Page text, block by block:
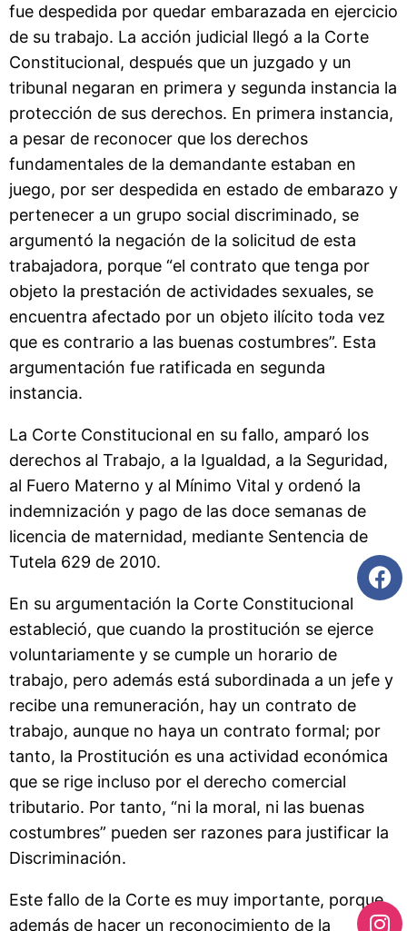
fue despedida por quedar embarazada en ejercicio
de su trabajo. La acción judicial llegó a la Corte
Constitucional, después que un juzgado y un
tribunal negaran en primera y segunda instancia la
protección de sus derechos. En primera instancia,
a pesar de reconocer que los derechos
fundamentales de la demandante estaban en
juego, por ser despedida en estado de embarazo y
pertenecer a un grupo social discriminado, se
argumentó la negación de la solicitud de esta
trabajadora, porque “el contrato que tenga por
objeto la prestación de actividades sexuales, se
encuentra afectado por un objeto ilícito toda vez
que es contrario a las buenas costumbres”. Esta
argumentación fue ratificada en segunda
instancia.
La Corte Constitucional en su fallo, amparó los
derechos al Trabajo, a la Igualdad, a la Seguridad,
al Fuero Materno y al Mínimo Vital y ordenó la
indemnización y pago de las doce semanas de
licencia de maternidad, mediante Sentencia de
Tutela 629 de 2010.
En su argumentación la Corte Constitucional
estableció, que cuando la prostitución se ejerce
voluntariamente y se cumple un horario de
trabajo, pero además está subordinada a un jefe y
recibe una remuneración, hay un contrato de
trabajo, aunque no haya un contrato formal; por
tanto, la Prostitución es una actividad económica
que se rige incluso por el derecho comercial
tributario. Por tanto, “ni la moral, ni las buenas
costumbres” pueden ser razones para justificar la
Discriminación.
Este fallo de la Corte es muy importante, porque
además de hacer un reconocimiento de la